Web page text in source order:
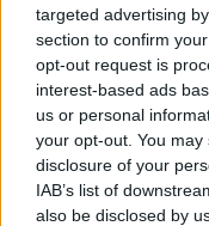
targeted advertising
section to confirm
opt-out request is
interest-based ads
us or personal
your opt-out. You
disclosure of your
IAB’s list of
also be disclosed by
A hőségben is
Helyi hírek